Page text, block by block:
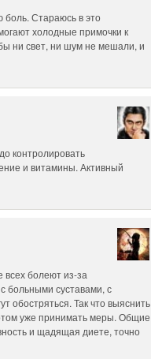
Стараюсь в это
холодные примочки к
ни свет, ни шум не мешали, и
контролировать
и витамины. Активный
болеют из-за
больными суставами, с
обостряться. Так что выяснить
уже принимать меры. Общие
и щадящая диете, точно